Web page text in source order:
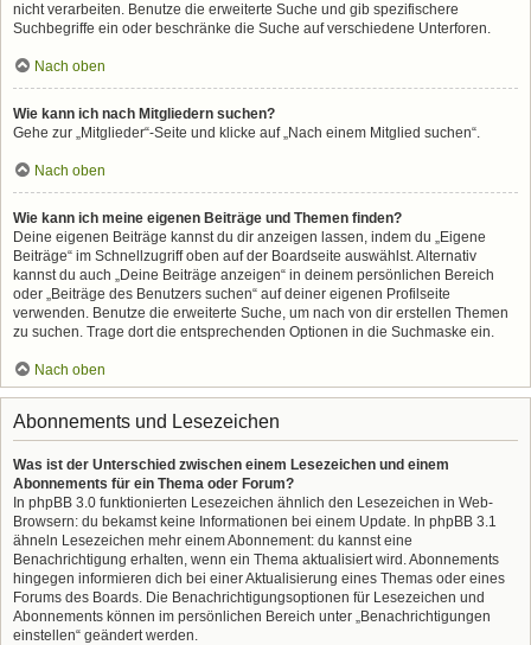
nicht verarbeiten. Benutze die erweiterte Suche und gib spezifischere
Suchbegriffe ein oder beschränke die Suche auf verschiedene Unterforen.
Nach oben
Wie kann ich nach Mitgliedern suchen?
Gehe zur „Mitglieder“-Seite und klicke auf „Nach einem Mitglied suchen“.
Nach oben
Wie kann ich meine eigenen Beiträge und Themen finden?
Deine eigenen Beiträge kannst du dir anzeigen lassen, indem du „Eigene
Beiträge“ im Schnellzugriff oben auf der Boardseite auswählst. Alternativ
kannst du auch „Deine Beiträge anzeigen“ in deinem persönlichen Bereich
oder „Beiträge des Benutzers suchen“ auf deiner eigenen Profilseite
verwenden. Benutze die erweiterte Suche, um nach von dir erstellen Themen
zu suchen. Trage dort die entsprechenden Optionen in die Suchmaske ein.
Nach oben
Abonnements und Lesezeichen
Was ist der Unterschied zwischen einem Lesezeichen und einem
Abonnements für ein Thema oder Forum?
In phpBB 3.0 funktionierten Lesezeichen ähnlich den Lesezeichen in Web-
Browsern: du bekamst keine Informationen bei einem Update. In phpBB 3.1
ähneln Lesezeichen mehr einem Abonnement: du kannst eine
Benachrichtigung erhalten, wenn ein Thema aktualisiert wird. Abonnements
hingegen informieren dich bei einer Aktualisierung eines Themas oder eines
Forums des Boards. Die Benachrichtigungsoptionen für Lesezeichen und
Abonnements können im persönlichen Bereich unter „Benachrichtigungen
einstellen“ geändert werden.